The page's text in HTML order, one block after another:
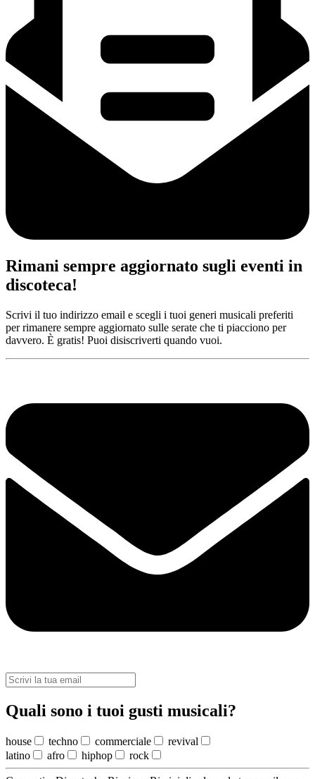
Rimani sempre aggiornato sugli eventi in
discoteca!
Scrivi il tuo indirizzo email e scegli i tuoi generi musicali preferiti
per rimanere sempre aggiornato sulle serate che ti piacciono per
davvero. È gratis! Puoi disiscriverti quando vuoi.
Quali sono i tuoi gusti musicali?
house techno commerciale
revival
latino
afro hiphop rock